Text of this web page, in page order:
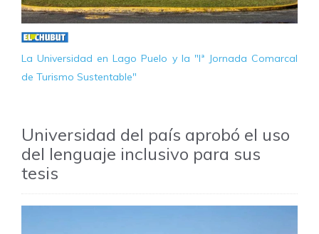
La Universidad en Lago Puelo y la "Iª Jornada Comarcal
de Turismo Sustentable"
Universidad del país aprobó el uso
del lenguaje inclusivo para sus
tesis